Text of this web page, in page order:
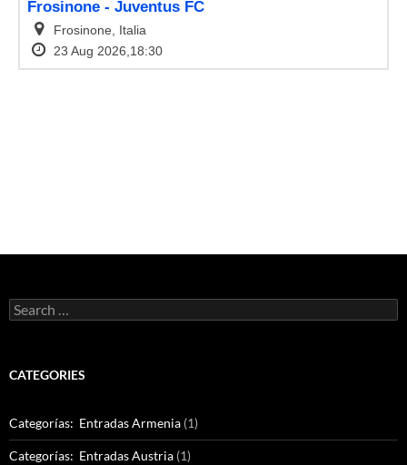
Search
for:
CATEGORIES
Categorías: Entradas Armenia (1)
Categorías: Entradas Austria (1)